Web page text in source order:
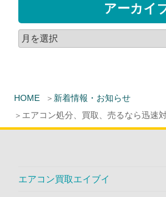
HOME
新着情報・お知らせ
エアコン処分、買取、売るなら迅速
アーカイ
エアコン買取エイブイ